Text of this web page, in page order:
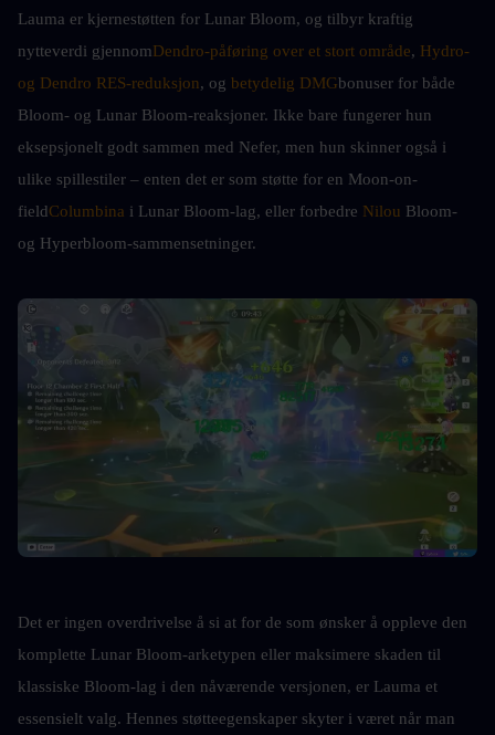
Lauma er kjernestøtten for Lunar Bloom, og tilbyr kraftig
nytteverdi gjennomDendro-påføring over et stort område, Hydro-
og Dendro RES-reduksjon, og betydelig DMGbonuser for både
Bloom- og Lunar Bloom-reaksjoner. Ikke bare fungerer hun
eksepsjonelt godt sammen med Nefer, men hun skinner også i
ulike spillestiler – enten det er som støtte for en Moon-on-
fieldColumbina i Lunar Bloom-lag, eller forbedre Nilou Bloom-
og Hyperbloom-sammensetninger.
Det er ingen overdrivelse å si at for de som ønsker å oppleve den
komplette Lunar Bloom-arketypen eller maksimere skaden til
klassiske Bloom-lag i den nåværende versjonen, er Lauma et
essensielt valg. Hennes støtteegenskaper skyter i været når man